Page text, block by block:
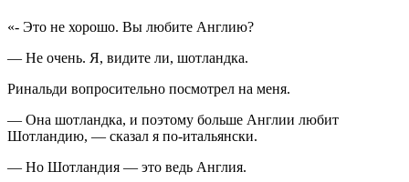
«- Это не хорошо. Вы любите Англию?
— Не очень. Я, видите ли, шотландка.
Ринальди вопросительно посмотрел на меня.
— Она шотландка, и поэтому больше Англии любит
Шотландию, — сказал я по-итальянски.
— Но Шотландия — это ведь Англия.